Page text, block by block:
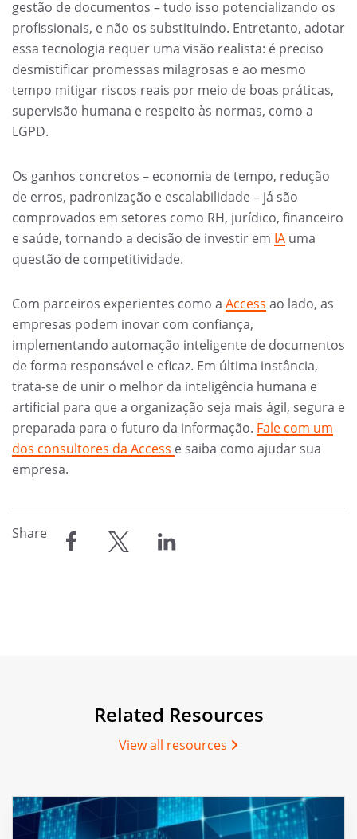
Share
gestão de documentos – tudo isso potencializando os
profissionais, e não os substituindo. Entretanto, adotar
essa tecnologia requer uma visão realista: é preciso
desmistificar promessas milagrosas e ao mesmo
tempo mitigar riscos reais por meio de boas práticas,
supervisão humana e respeito às normas, como a
LGPD.
Os ganhos concretos – economia de tempo, redução
de erros, padronização e escalabilidade – já são
comprovados em setores como RH, jurídico, financeiro
e saúde, tornando a decisão de investir em IA uma
questão de competitividade.
Com parceiros experientes como a Access ao lado, as
empresas podem inovar com confiança,
implementando automação inteligente de documentos
de forma responsável e eficaz. Em última instância,
trata-se de unir o melhor da inteligência humana e
artificial para que a organização seja mais ágil, segura e
preparada para o futuro da informação. Fale com um
dos consultores da Access e saiba como ajudar sua
empresa.
Related Resources
View all resources